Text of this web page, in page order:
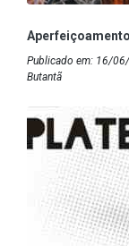
Publicado em: 16/
Butantã